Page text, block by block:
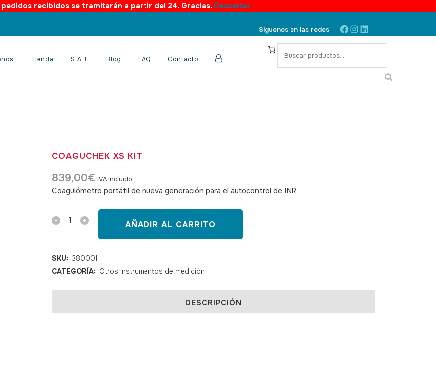
recibidos se tramitarán a partir del 24. Gracias. Descartar
Síguenos en las redes Facebook
Instagram
LinkedIn
S
Tienda S.A.T. Blog FAQ Contacto
COAGUCHEK XS KIT
839,00€ IVA incluido
Coagulómetro portátil de nueva generación para el autocontrol de INR.
Coaguchek
kit
quantity
AÑADIR AL CARRITO
SKU: 380001
CATEGORÍA: Otros instrumentos de medición
DESCRIPCIÓN